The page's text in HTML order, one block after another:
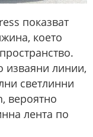
показват
което
изваяни линии,
светлинни
вероятно
лента по